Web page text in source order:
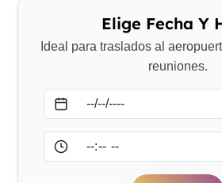
Elige Fecha Y
Ideal para traslados al
reuniones.